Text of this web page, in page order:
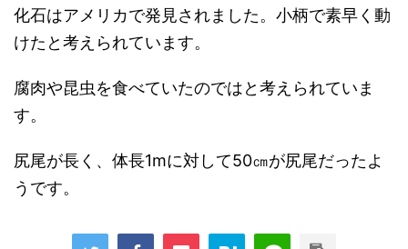
化石はアメリカで発見されました。小柄で素早く動
けたと考えられています。
腐肉や昆虫を食べていたのではと考えられていま
す。
尻尾が長く、体長1mに対して50㎝が尻尾だったよ
うです。